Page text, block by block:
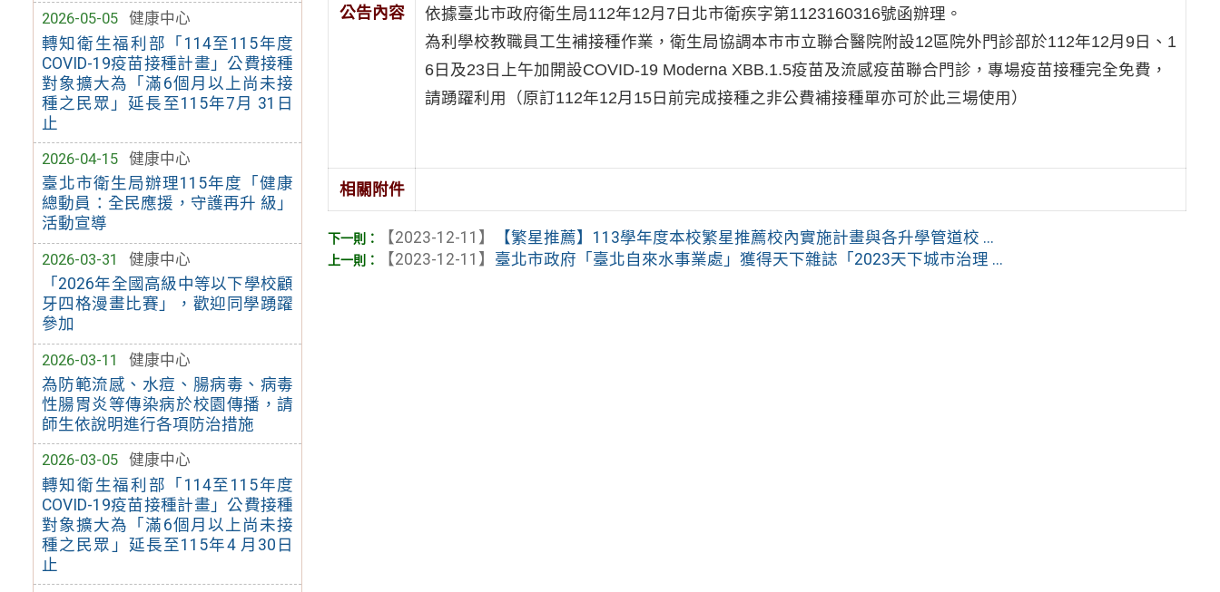
2026-05-05
健康中心
轉知衛生福利部「114至115年度
COVID-19疫苗接種計畫」公費接種
對象擴大為「滿6個月以上尚未接
種之民眾」延長至115年7月 31日
止
2026-04-15
健康中心
臺北市衛生局辦理115年度「健康
總動員：全民應援，守護再升 級」
活動宣導
2026-03-31
健康中心
「2026年全國高級中等以下學校顧
牙四格漫畫比賽」，歡迎同學踴躍
參加
2026-03-11
健康中心
為防範流感、水痘、腸病毒、病毒
性腸胃炎等傳染病於校園傳播，請
師生依說明進行各項防治措施
2026-03-05
健康中心
轉知衛生福利部「114至115年度
COVID-19疫苗接種計畫」公費接種
對象擴大為「滿6個月以上尚未接
種之民眾」延長至115年4 月30日
止
公告內容 依據臺北市政府衛生局112年12月7日北市衛疾字第1123160316號函辦理。
為利學校教職員工生補接種作業，衛生局協調本市市立聯合醫院附設12區院外門診部於112年12月9日、1
6日及23日上午加開設COVID-19 Moderna XBB.1.5疫苗及流感疫苗聯合門診，專場疫苗接種完全免費，
請踴躍利用（原訂112年12月15日前完成接種之非公費補接種單亦可於此三場使用）
相關附件
【2023-12-11】
【繁星推薦】113學年度本校繁星推薦校內實施計畫與各升學管道校 ...
【2023-12-11】 臺北市政府「臺北自來水事業處」獲得天下雜誌「2023天下城市治理 ...